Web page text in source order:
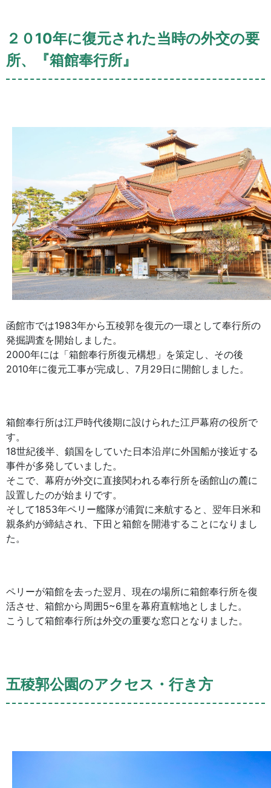
２０10年に復元された当時の外交の要
所、『箱館奉行所』
函館市では1983年から五稜郭を復元の一環として奉行所の
発掘調査を開始しました。
2000年には「箱館奉行所復元構想」を策定し、その後
2010年に復元工事が完成し、7月29日に開館しました。
箱館奉行所は江戸時代後期に設けられた江戸幕府の役所で
す。
18世紀後半、鎖国をしていた日本沿岸に外国船が接近する
事件が多発していました。
そこで、幕府が外交に直接関われる奉行所を函館山の麓に
設置したのが始まりです。
そして1853年ペリー艦隊が浦賀に来航すると、翌年日米和
親条約が締結され、下田と箱館を開港することになりまし
た。
ペリーが箱館を去った翌月、現在の場所に箱館奉行所を復
活させ、箱館から周囲5~6里を幕府直轄地としました。
こうして箱館奉行所は外交の重要な窓口となりました。
五稜郭公園のアクセス・行き方